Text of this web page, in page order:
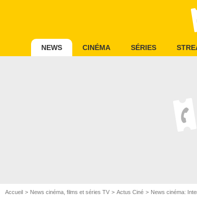
NEWS CINÉMA SÉRIES
Accueil News cinéma, films et séries TV Actus Ciné News cinéma: